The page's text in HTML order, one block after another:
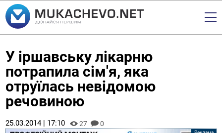
У іршавську лікарню
потрапила сім'я, яка
отруїлась невідомою
речовиною
25.03.2014 | 17:10 27 0